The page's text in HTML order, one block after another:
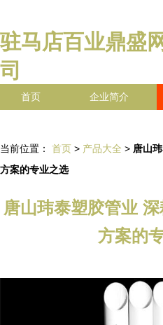
驻马店百业鼎盛
司
首页 企业简介
当前位置： 首页 > 产品大全 > 唐山
方案的专业之选
唐山玮泰塑胶管业
方案的